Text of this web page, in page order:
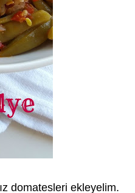
domatesleri ekleyelim.